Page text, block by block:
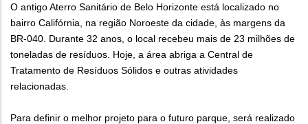
O antigo Aterro Sanitário de Belo Horizonte está localizado no
bairro Califórnia, na região Noroeste da cidade, às margens da
BR-040. Durante 32 anos, o local recebeu mais de 23 milhões de
toneladas de resíduos. Hoje, a área abriga a Central de
Tratamento de Resíduos Sólidos e outras atividades
relacionadas.
Para definir o melhor projeto para o futuro parque, será realizado